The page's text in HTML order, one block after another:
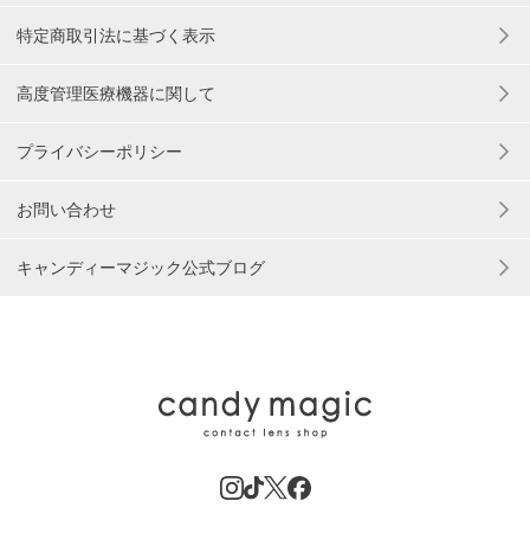
特定商取引法に基づく表示
高度管理医療機器に関して
プライバシーポリシー
お問い合わせ
キャンディーマジック公式ブログ